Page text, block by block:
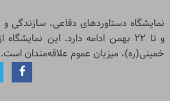
خمینی(ره)، میزبان عموم علاقه‌مندان است.